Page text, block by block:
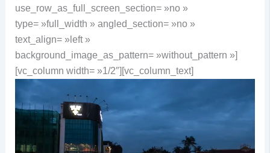
use_row_as_full_screen_section= »no »
type= »full_width » angled_section= »no »
text_align= »left »
background_image_as_pattern= »without_pattern »]
[vc_column width= »1/2″][vc_column_text]